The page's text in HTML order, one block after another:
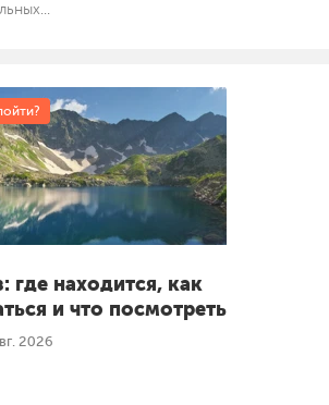
...
где находится, как
и что посмотреть
2026